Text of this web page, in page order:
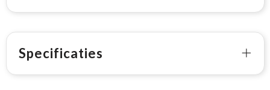
Specificaties